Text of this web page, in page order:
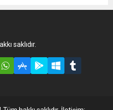
saklıdır.